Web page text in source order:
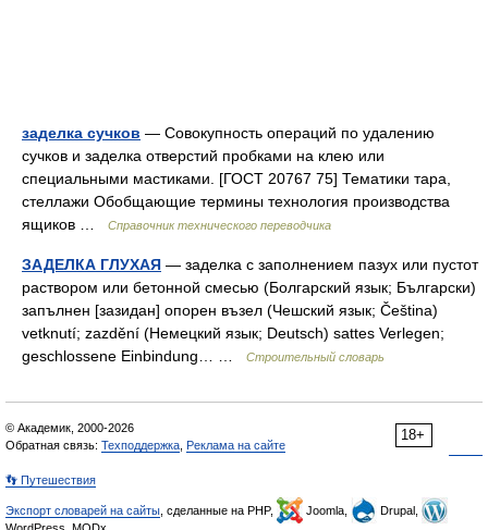
заделка сучков — Совокупность операций по удалению
сучков и заделка отверстий пробками на клею или
специальными мастиками. [ГОСТ 20767 75] Тематики тара,
стеллажи Обобщающие термины технология производства
ящиков …
Справочник технического переводчика
ЗАДЕЛКА ГЛУХАЯ — заделка с заполнением пазух или пустот
раствором или бетонной смесью (Болгарский язык; Български)
запълнен [зазидан] опорен възел (Чешский язык; Čeština)
vetknutí; zazdění (Немецкий язык; Deutsch) sattes Verlegen;
geschlossene Einbindung… …
Строительный словарь
18+
© Академик, 2000-2026
Обратная связь: Техподдержка Реклама на сайте
👣 Путешествия
Экспорт словарей на сайты , сделанные на PHP, Joomla,
Drupal,